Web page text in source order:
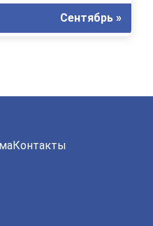
Сентябрь »
Контакты